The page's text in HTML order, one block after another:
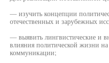
— изучить концепции
отечественных и зарубежных
— выявить лингвистические и
влияния политической жизни
коммуникации;